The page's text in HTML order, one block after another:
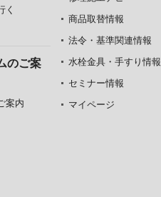
く
のご案
案内
商品取替情報
法令・基準関連情報
水栓金具・手すり情報
セミナー情報
マイページ